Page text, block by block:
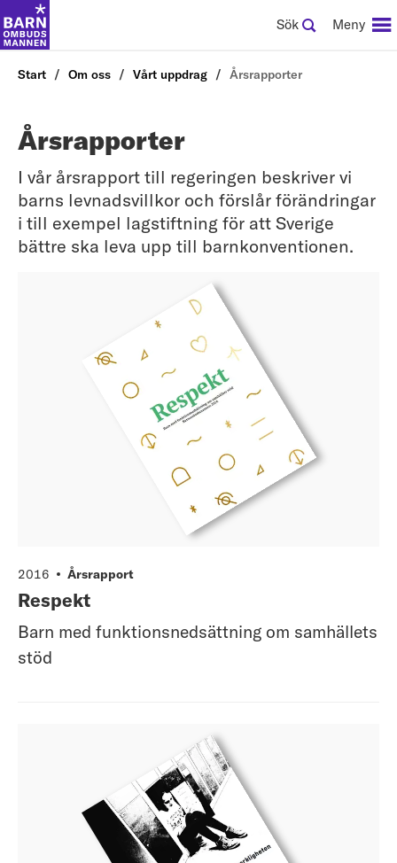
Sök Meny
Start Om oss Vårt uppdrag Årsrapporter
Årsrapporter
I vår årsrapport till regeringen beskriver vi
barns levnadsvillkor och förslår förändringar
i till exempel lagstiftning för att Sverige
bättre ska leva upp till barnkonventionen.
2016 Årsrapport
Respekt
Barn med funktionsnedsättning om samhällets
stöd